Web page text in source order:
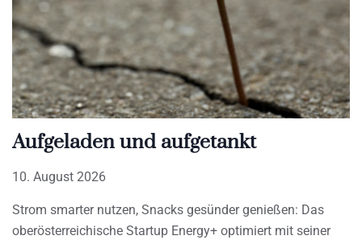
Aufgeladen und aufgetankt
10. August 2026
Strom smarter nutzen, Snacks gesünder genießen: Das
oberösterreichische Startup Energy+ optimiert mit seiner